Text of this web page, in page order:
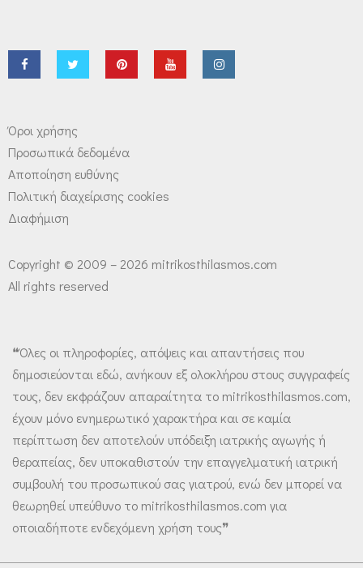
Όροι χρήσης
Προσωπικά δεδομένα
Αποποίηση ευθύνης
Πολιτική διαχείρισης cookies
Διαφήμιση
Copyright © 2009 – 2026 mitrikosthilasmos.com
All rights reserved
❝Όλες οι πληροφορίες, απόψεις και απαντήσεις που
δημοσιεύονται εδώ, ανήκουν εξ ολοκλήρου στους συγγραφείς
τους, δεν εκφράζουν απαραίτητα το mitrikosthilasmos.com,
έχουν μόνο ενημερωτικό χαρακτήρα και σε καμία
περίπτωση δεν αποτελούν υπόδειξη ιατρικής αγωγής ή
θεραπείας, δεν υποκαθιστούν την επαγγελματική ιατρική
συμβουλή του προσωπικού σας γιατρού, ενώ δεν μπορεί να
θεωρηθεί υπεύθυνο το mitrikosthilasmos.com για
οποιαδήποτε ενδεχόμενη χρήση τους❞